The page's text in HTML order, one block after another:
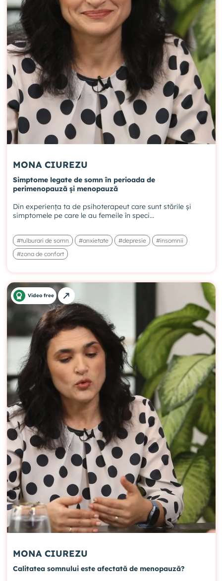
MONA CIUREZU
Simptome legate de somn în perioada de
perimenopauză și menopauză
Din experiența ta de psihoterapeut care sunt stările și
simptomele pe care le au femeile în speci...
#tulburari de somn #anxietate #depresie
#insomnii
#zona de confort
Video free
MONA CIUREZU
Calitatea somnului este afectată de menopauză?